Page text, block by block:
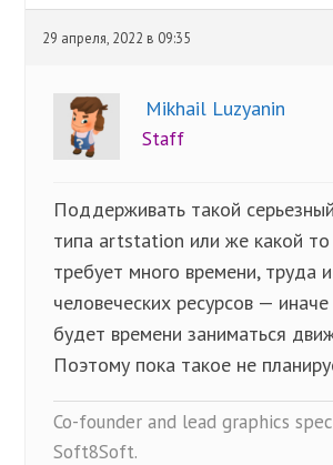
29 апреля, 2022 в 09:35
Mikhail Luzyanin
Staff
Поддерживать такой
типа artstation или же какой то
требует много времени, труда и
человеческих ресурсов —
будет времени заниматься
Поэтому пока такое не
Co-founder and lead graphics
Soft8Soft.